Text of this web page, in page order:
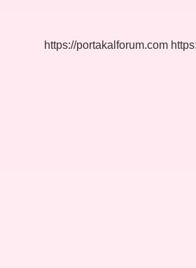
https://portakalforum.com